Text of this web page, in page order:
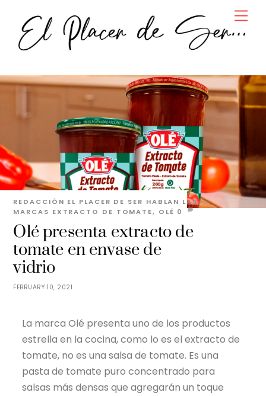
content
FEBRUARY 10, 2021
Olé presenta extracto de
tomate en envase de
vidrio
REDACCIÓN EL PLACER DE SER HABLAN LAS
MARCAS EXTRACTO DE TOMATE, OLÉ 0
La marca Olé presenta uno de los productos
estrella en la cocina, como lo es el extracto de
tomate, no es una salsa de tomate. Es una
pasta de tomate puro concentrado para
salsas más densas que agregarán un toque